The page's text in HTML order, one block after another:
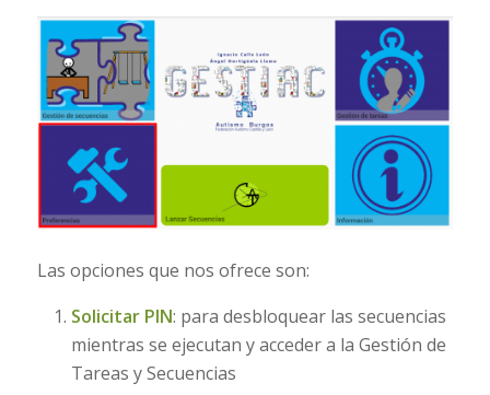
Las opciones que nos ofrece son:
Solicitar PIN: para desbloquear las secuencias
mientras se ejecutan y acceder a la Gestión de
Tareas y Secuencias